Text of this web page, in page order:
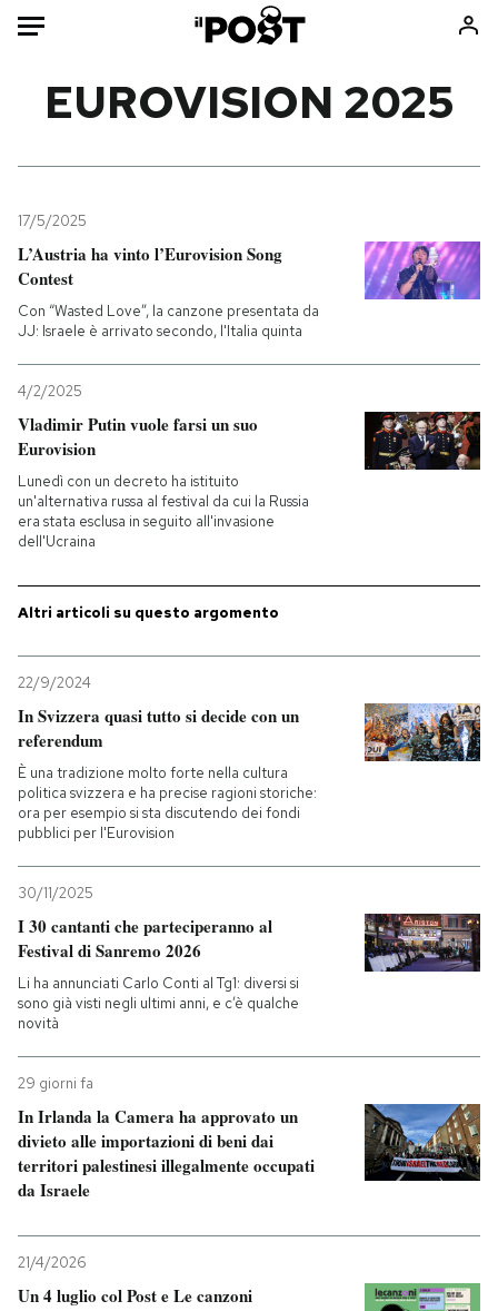
Mondo
Politica
Tecnologia
Internet
Sport
Consumismi
Ok Boomer!
Mondiali calcio 2026
PODCAST
NEWSLETTER
I MIEI PREFERITI
SHOP
CALENDARIO
AREA PERSONALE
Entra
EUROVISION 2025
17/5/2025
L’Austria ha vinto l’Eurovision Song
Contest
Con “Wasted Love”, la canzone presentata da
JJ: Israele è arrivato secondo, l'Italia quinta
4/2/2025
Vladimir Putin vuole farsi un suo
Eurovision
Lunedì con un decreto ha istituito
un'alternativa russa al festival da cui la Russia
era stata esclusa in seguito all'invasione
dell'Ucraina
Altri articoli su questo argomento
22/9/2024
In Svizzera quasi tutto si decide con un
referendum
È una tradizione molto forte nella cultura
politica svizzera e ha precise ragioni storiche:
ora per esempio si sta discutendo dei fondi
pubblici per l'Eurovision
30/11/2025
I 30 cantanti che parteciperanno al
Festival di Sanremo 2026
Li ha annunciati Carlo Conti al Tg1: diversi si
sono già visti negli ultimi anni, e c’è qualche
novità
29 giorni fa
In Irlanda la Camera ha approvato un
divieto alle importazioni di beni dai
territori palestinesi illegalmente occupati
da Israele
21/4/2026
Un 4 luglio col Post e Le canzoni